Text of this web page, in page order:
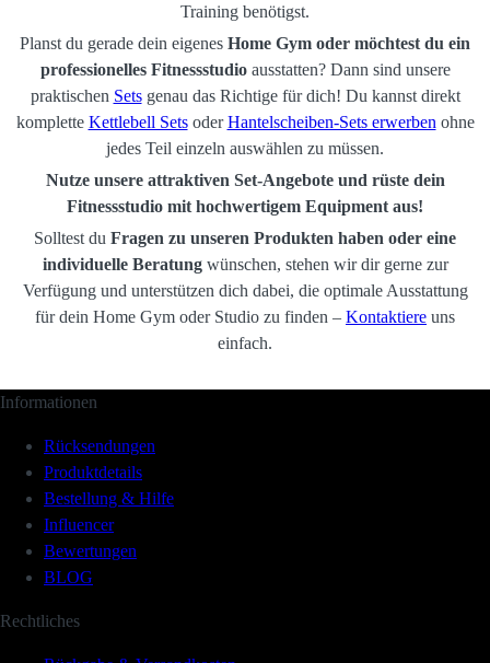
Training benötigst.
Planst du gerade dein eigenes Home Gym oder möchtest du ein
professionelles Fitnessstudioausstatten? Dann sind unsere
praktischen Setsgenau das Richtige für dich! Du kannst direkt
komplette Kettlebell SetsoderHantelscheiben-Sets erwerben ohne
jedes Teil einzeln auswählen zu müssen.
Nutze unsere attraktiven Set-Angebote und rüste dein
Fitnessstudio mit hochwertigem Equipment aus!
Solltest du Fragen zu unseren Produkten haben oder eine
individuelle Beratungwünschen, stehen wir dir gerne zur
Verfügung und unterstützen dich dabei, die optimale Ausstattung
für dein Home Gym oder Studio zu finden – Kontaktiere uns
einfach.
Informationen
Rücksendungen
Produktdetails
Bestellung & Hilfe
Influencer
Bewertungen
BLOG
Rechtliches